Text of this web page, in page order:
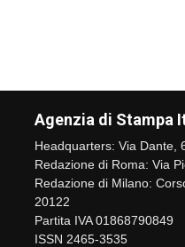
Agenzia di Stampa
Headquarters: Via Dante,
Redazione di Roma: Via
Redazione di Milano:
20122
Partita IVA 01868790849
ISSN 2465-3535